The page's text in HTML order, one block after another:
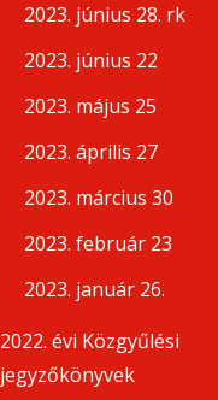
2023. június 28. rk
2023. június 22
2023. május 25
2023. április 27
2023. március 30
2023. február 23
2023. január 26.
2022. évi Közgyűlési
jegyzőkönyvek